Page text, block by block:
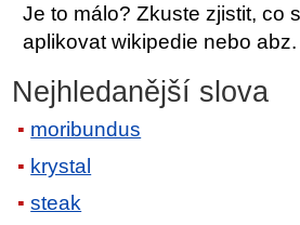
Je to málo? Zkuste zjistit, co
aplikovat wikipedie nebo abz.
Nejhledanější slova
moribundus
krystal
steak